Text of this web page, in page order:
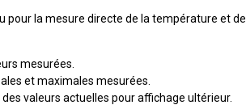
pour la mesure directe de la température et de
mesurées.
et maximales mesurées.
valeurs actuelles pour affichage ultérieur.